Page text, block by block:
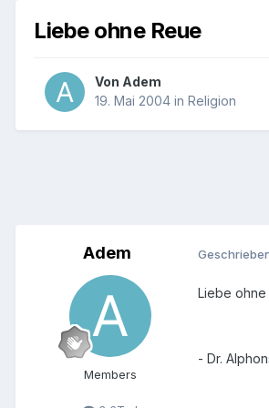
Liebe ohne Reue
Von Adem
19. Mai 2004 in Religion
Adem
Members
Liebe ohne
- Dr.